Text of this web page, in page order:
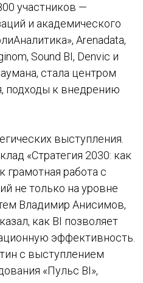
участников —
и академического
Arenadata,
Sound BI, Denvic и
стала центром
подходы к внедрению
выступления.
«Стратегия 2030: как
работа с
не только на уровне
Владимир Анисимов,
как BI позволяет
эффективность.
с выступлением
«Пульс BI»,